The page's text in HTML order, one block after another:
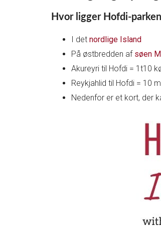
Hvor ligger Hofdi-
I det nordlige Island
På østbredden af søen
Akureyri til Hofdi = 1t10
Reykjahlid til Hofdi = 10
Nedenfor er et kort, der